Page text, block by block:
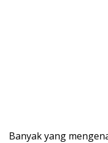
Banyak yang